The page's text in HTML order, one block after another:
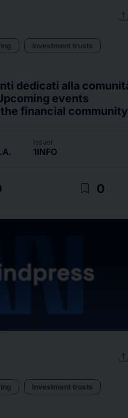
Investment trusts
dedicati alla
events
financial community
Issuer
1INFO
bookmark_border 0
Investment trusts